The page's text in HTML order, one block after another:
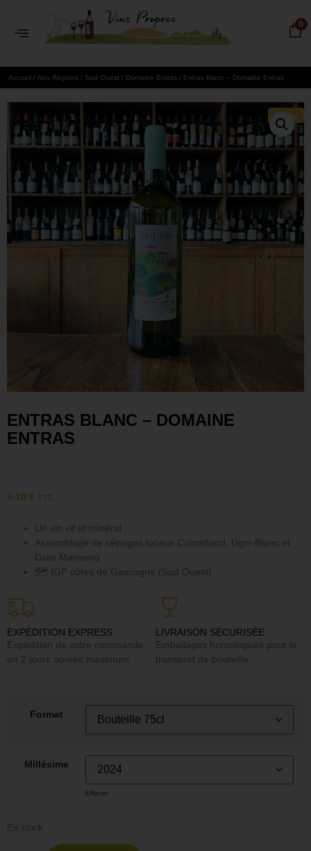
0
Accueil / Nos Régions / Sud Ouest / Domaine Entras / Entras Blanc – Domaine Entras
Biody
ENTRAS BLANC – DOMAINE
ENTRAS
9,10 € TTC
Un vin vif et minéral
Assemblage de cépages locaux Colombard, Ugni-Blanc et
Gros Manseng
🗺 IGP côtes de Gascogne (Sud Ouest)
EXPÉDITION EXPRESS
Expédition de votre commande
en 2 jours ouvrés maximum
LIVRAISON SÉCURISÉE
Emballages homologués pour le
transport de bouteille
Format
Millésime
Effacer
En stock